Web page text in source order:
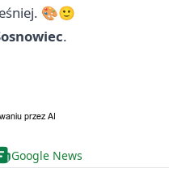
🎨🙂
.
Google News